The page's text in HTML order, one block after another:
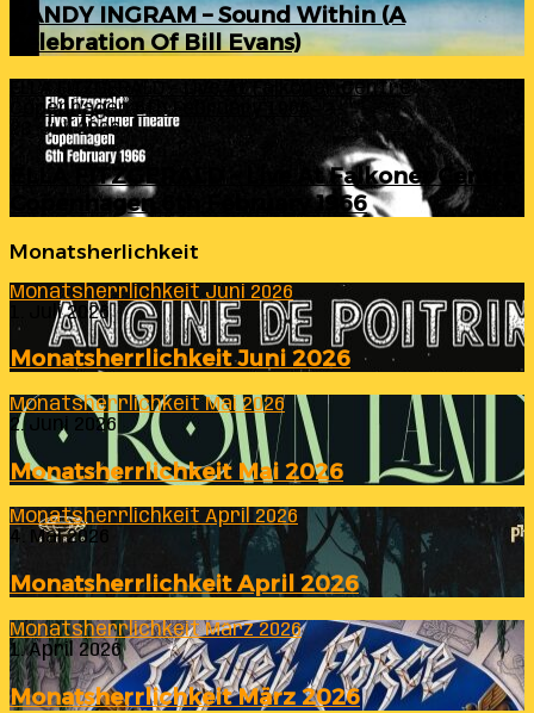
RANDY INGRAM – Sound Within (A
Celebration Of Bill Evans)
ELLA FITZGERALD – Live At Falkoner Centre
Copenhagen 6th February 1966
23. Juli 2026
ELLA FITZGERALD – Live At Falkoner Centre
Copenhagen 6th February 1966
Monatsherlichkeit
Monatsherrlichkeit Juni 2026
1. Juli 2026
Monatsherrlichkeit Juni 2026
Monatsherrlichkeit Mai 2026
2. Juni 2026
Monatsherrlichkeit Mai 2026
Monatsherrlichkeit April 2026
4. Mai 2026
Monatsherrlichkeit April 2026
Monatsherrlichkeit März 2026
1. April 2026
Monatsherrlichkeit März 2026